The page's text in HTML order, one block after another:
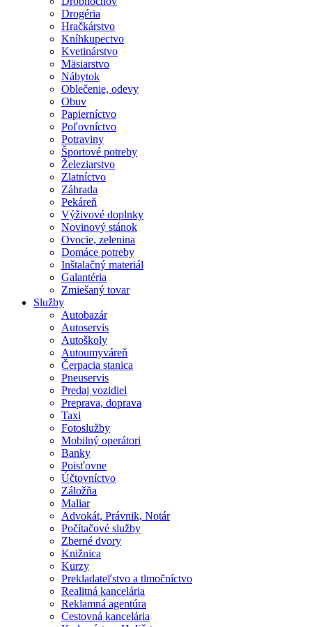
Drogéria
Hračkárstvo
Kníhkupectvo
Kvetinárstvo
Mäsiarstvo
Nábytok
Oblečenie, odevy
Obuv
Papierníctvo
Poľovníctvo
Potraviny
Športové potreby
Železiarstvo
Zlatníctvo
Záhrada
Pekáreň
Výživové doplnky
Novinový stánok
Ovocie, zelenina
Domáce potreby
Inštalačný materiál
Galantéria
Zmiešaný tovar
Služby
Autobazár
Autoservis
Autoškoly
Autoumyváreň
Čerpacia stanica
Pneuservis
Predaj vozidiel
Preprava, doprava
Taxi
Fotoslužby
Mobilný operátori
Banky
Poisťovne
Účtovníctvo
Záložňa
Maliar
Advokát, Právnik, Notár
Počítačové služby
Zberné dvory
Knižnica
Kurzy
Prekladateľstvo a tlmočníctvo
Realitná kancelária
Reklamná agentúra
Cestovná kancelária